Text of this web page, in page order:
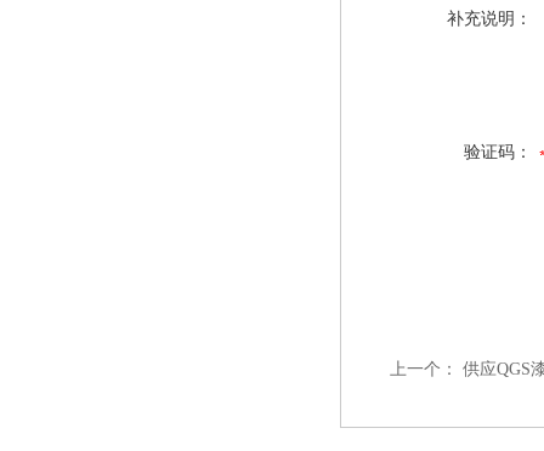
补充说明：
验证码：
上一个： 供应QGS